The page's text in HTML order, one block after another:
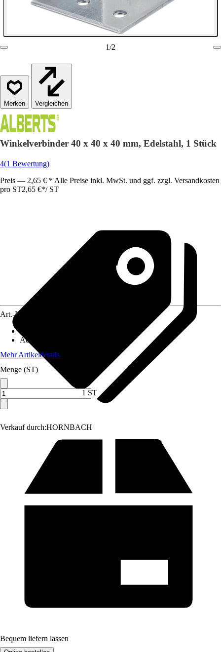
1/2
Vergleichen
Winkelverbinder 40 x 40 x 40 mm, Edelstahl, 1 Stück
4(1 Bewertung)
Preis — 2,65 € * Alle Preise inkl. MwSt. und ggf. zzgl. Versandkosten
pro ST2,65 €*/ ST
Verkauf durch:HORNBACH
Art.-Nr.
Ausführung
Mehr Artikeldetails
Menge (ST)
1 ST
Bequem liefern lassen